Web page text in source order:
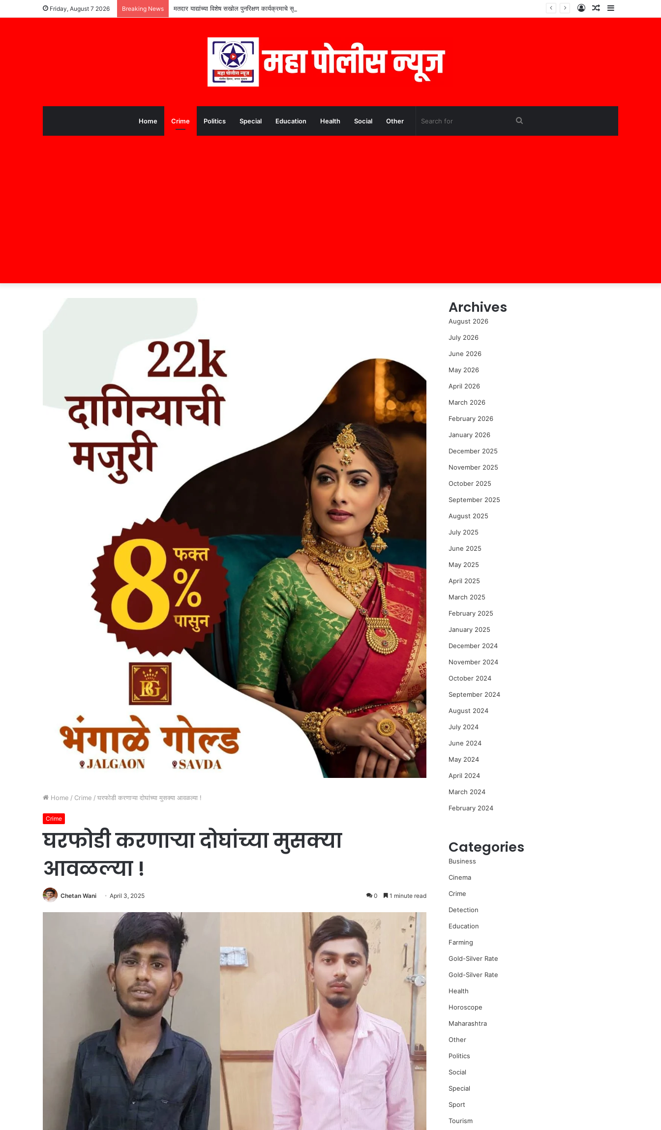
Friday, August 7 2026 Breaking News मतदार याद्यांच्या विशेष सखोल पुनरिक्षण कार्यक्रमाचे सुधारीत वेळापत्रक जाहीर Sidebar
Random
Log
Home Crime Politics Special Education Health Social Other
Home / Crime / घरफोडी करणाऱ्या दोघांच्या मुसक्या आवळल्या !
Crime
घरफोडी करणाऱ्या दोघांच्या मुसक्या
आवळल्या !
Chetan Wani April 3, 2025 0 1 minute read
Archives
August 2026
July 2026
June 2026
May 2026
April 2026
March 2026
February 2026
January 2026
December 2025
November 2025
October 2025
September 2025
August 2025
July 2025
June 2025
May 2025
April 2025
March 2025
February 2025
January 2025
December 2024
November 2024
October 2024
September 2024
August 2024
July 2024
June 2024
May 2024
April 2024
March 2024
February 2024
Categories
Business
Cinema
Crime
Detection
Education
Farming
Gold-Silver Rate
Gold-Silver Rate
Health
Horoscope
Maharashtra
Other
Politics
Social
Special
Sport
Tourism